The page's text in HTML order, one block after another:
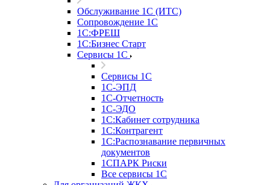
Обслуживание 1С (ИТС)
Сопровождение 1С
1С:ФРЕШ
1С:Бизнес Старт
Сервисы 1С
Сервисы 1С
1С-ЭПД
1С-Отчетность
1С-ЭДО
1С:Кабинет сотрудника
1С:Контрагент
1С:Распознавание первичных
документов
1СПАРК Риски
Все сервисы 1С